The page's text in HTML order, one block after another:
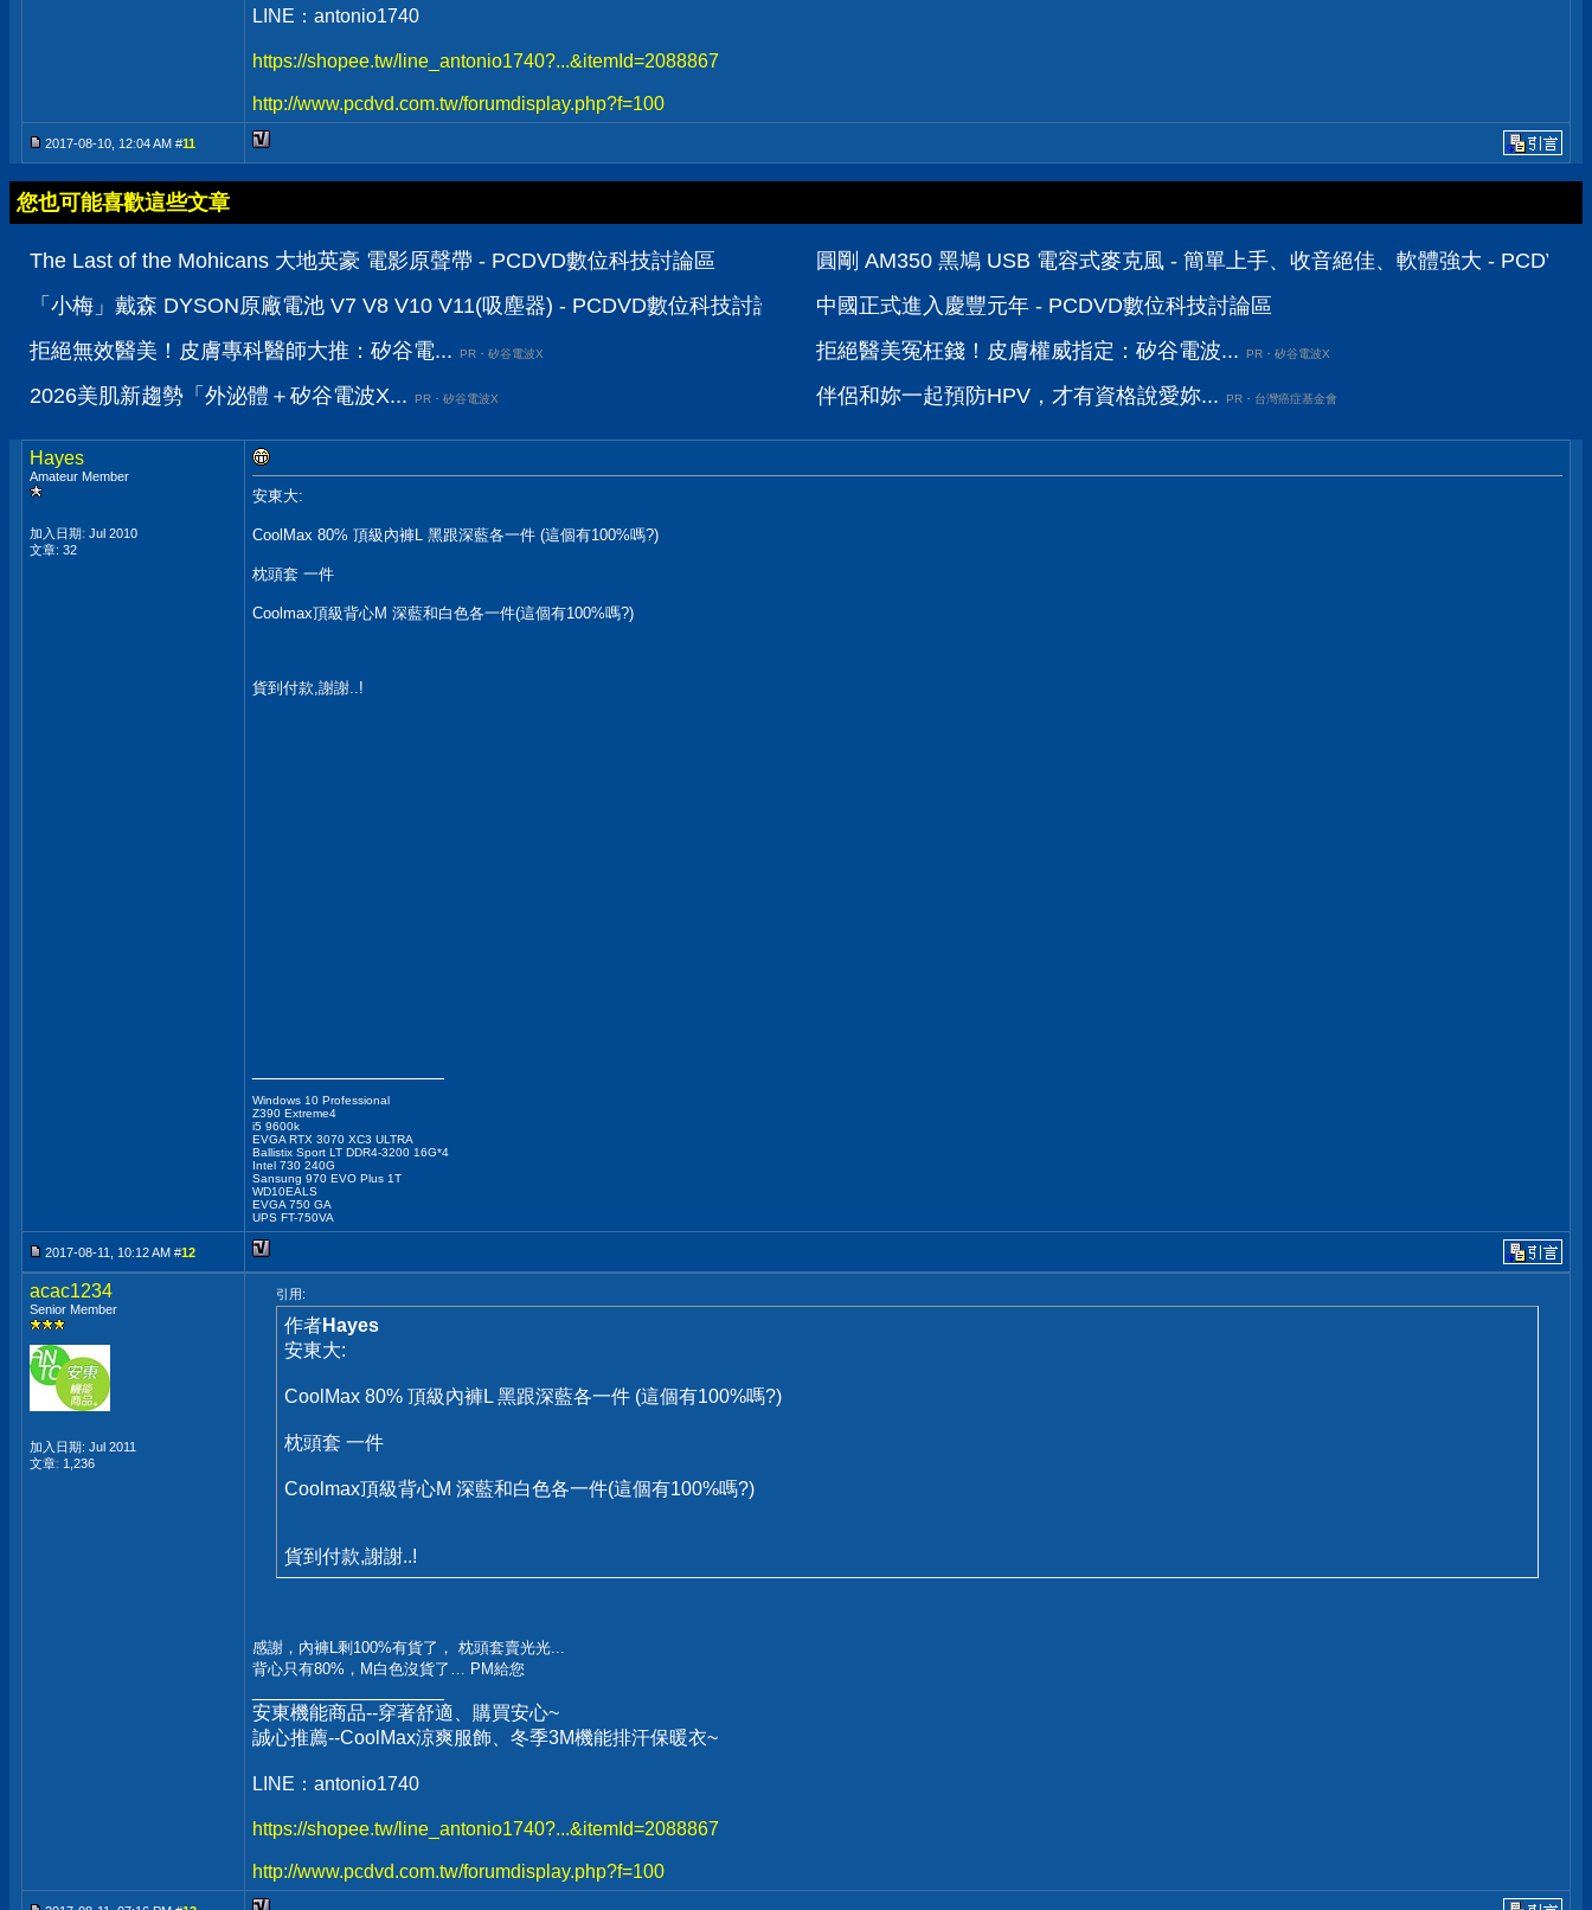
LINE：antonio1740
https://shopee.tw/line_antonio1740?...&itemId=2088867
http://www.pcdvd.com.tw/forumdisplay.php?f=100
2017-08-10, 12:04 AM #11
您也可能喜歡這些文章
The Last of the Mohicans 大地英豪 電影原聲帶 - PCDVD數位科技討論區
「小梅」戴森 DYSON原廠電池 V7 V8 V10 V11(吸塵器) - PCDVD數位科技討論區
拒絕無效醫美！皮膚專科醫師大推：矽谷電...
PR・矽谷電波X
2026美肌新趨勢「外泌體＋矽谷電波X... PR・矽谷電波X
圓剛 AM350 黑鳩 USB 電容式麥克風 - 簡單上手、收音絕佳、軟體強大 - PCDVD
中國正式進入慶豐元年 - PCDVD數位科技討論區
拒絕醫美冤枉錢！皮膚權威指定：矽谷電波...
PR・矽谷電波X
伴侶和妳一起預防HPV，才有資格說愛妳... PR・台灣癌症基金會
Hayes
Amateur Member
加入日期: Jul 2010
文章: 32
安東大:
CoolMax 80% 頂級內褲L 黑跟深藍各一件 (這個有100%嗎?)
枕頭套 一件
Coolmax頂級背心M 深藍和白色各一件(這個有100%嗎?)
貨到付款,謝謝..!
Windows 10 Professional
Z390 Extreme4
i5 9600k
EVGA RTX 3070 XC3 ULTRA
Ballistix Sport LT DDR4-3200 16G*4
Intel 730 240G
Sansung 970 EVO Plus 1T
WD10EALS
EVGA 750 GA
UPS FT-750VA
2017-08-11, 10:12 AM #12
acac1234
Senior Member
加入日期: Jul 2011
文章: 1,236
引用:
作者Hayes
安東大:
CoolMax 80% 頂級內褲L 黑跟深藍各一件 (這個有100%嗎?)
枕頭套 一件
Coolmax頂級背心M 深藍和白色各一件(這個有100%嗎?)
貨到付款,謝謝..!
感謝，內褲L剩100%有貨了， 枕頭套賣光光...
背心只有80%，M白色沒貨了… PM給您
安東機能商品--穿著舒適、購買安心~
誠心推薦--CoolMax涼爽服飾、冬季3M機能排汗保暖衣~
LINE：antonio1740
https://shopee.tw/line_antonio1740?...&itemId=2088867
http://www.pcdvd.com.tw/forumdisplay.php?f=100